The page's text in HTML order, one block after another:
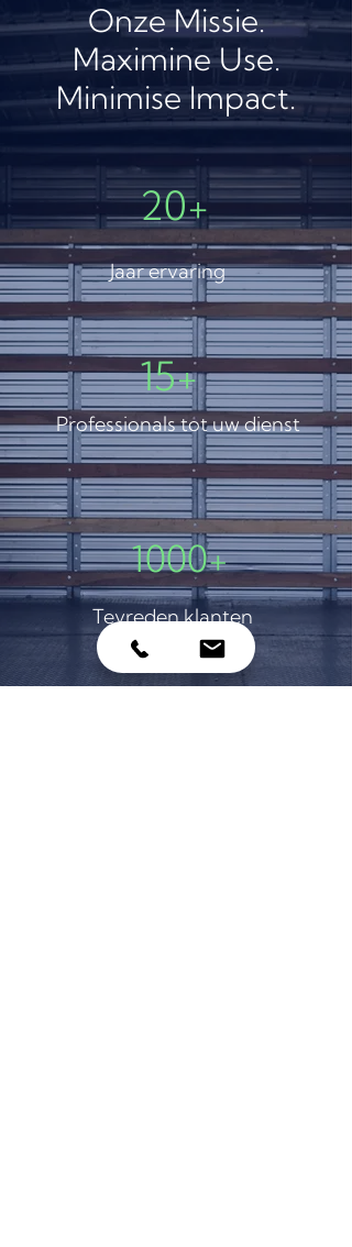
Onze Missie.
Maximine Use.
Minimise Impact.
20+
Jaar ervaring
15+
Professionals tot uw dienst
1000+
Tevreden klanten